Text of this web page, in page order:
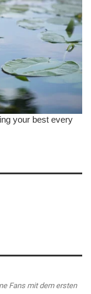
Fans mit dem ersten